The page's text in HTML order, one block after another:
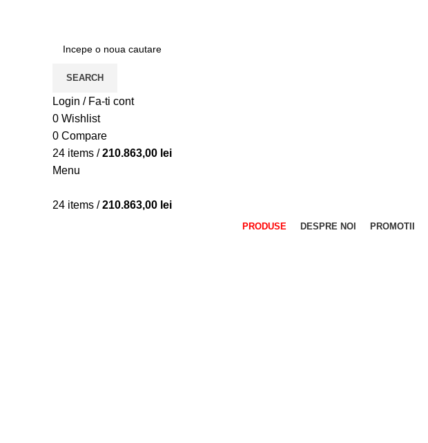
SEARCH
Login / Fa-ti cont
0 Wishlist
0 Compare
24 items / 210.863,00 lei
Menu
24 items / 210.863,00 lei
PRODUSE DESPRE NOI PROMOTII